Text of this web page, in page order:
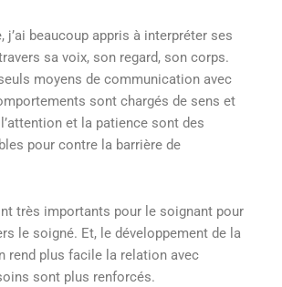
j’ai beaucoup appris à interpréter ses
sa voix, son regard, son corps.
moyens de communication avec
sont chargés de sens et
et la patience sont des
pour contre la barrière de
très importants pour le soignant pour
le soigné. Et, le développement de la
rend plus facile la relation avec
sont plus renforcés.